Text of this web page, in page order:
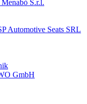
S.r.l.
Automotive Seats SRL
GmbH